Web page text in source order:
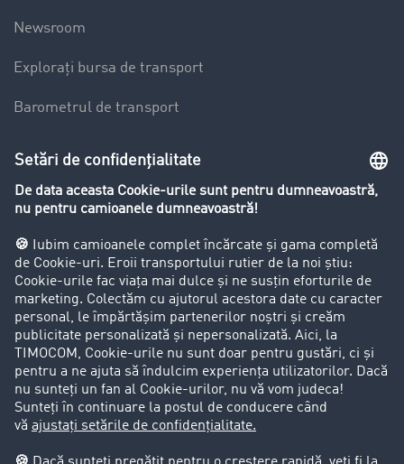
Newsroom
Explorați bursa de transport
Barometrul de transport
Restricții de circulație pentru autocamioane
Firma
Success Stories
Clienții aduc clienți
Aspecte legale
Impressum